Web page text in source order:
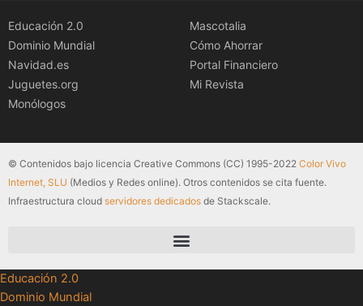
Educación 2.0
Dominio Mundial
Navidad.es
Juguetes.org
Monólogos
Mascotalia
Cómo Ahorrar
Portal Financiero
Mi Revista
© Contenidos bajo licencia Creative Commons (CC) 1995-2022 Color Vivo
Internet, SLU (Medios y Redes online). Otros contenidos se cita fuente.
Infraestructura cloud servidores dedicados de Stackscale.
Educación 2.0
Dominio Mundial